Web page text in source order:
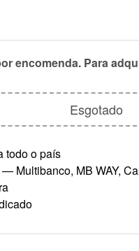
encomenda. Para
Esgotado
todo o país
Multibanco, MB WAY,